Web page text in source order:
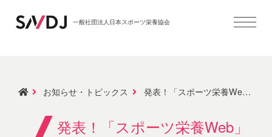
一般社団法人日本スポーツ栄養協会
お知らせ・トピックス 発表！「スポーツ栄養Web」2020年で最も読まれたニュースランキング20【新型コロナウイルス編】
発表！「スポーツ栄養Web」